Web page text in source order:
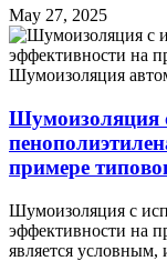
May 27, 2025
Шумоизоляция
Шумоизоляция
примере
Шумоизоляция с
эффективности на
является